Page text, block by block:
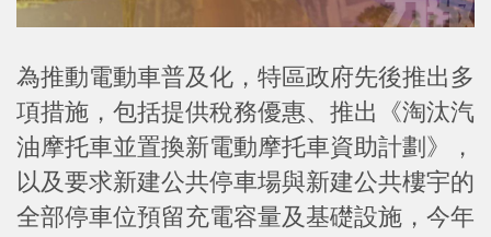
為推動電動車普及化，特區政府先後推出多
項措施，包括提供稅務優惠、推出《淘汰汽
油摩托車並置換新電動摩托車資助計劃》，
以及要求新建公共停車場與新建公共樓宇的
全部停車位預留充電容量及基礎設施，今年